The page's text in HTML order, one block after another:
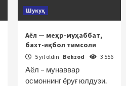
Шукуҳ
Аёл — меҳр-муҳаббат,
бахт-иқбол тимсоли
5 yil oldin Behzod 3 556
Аёл – мунаввар
осмоннинг ёруғ юлдузи.